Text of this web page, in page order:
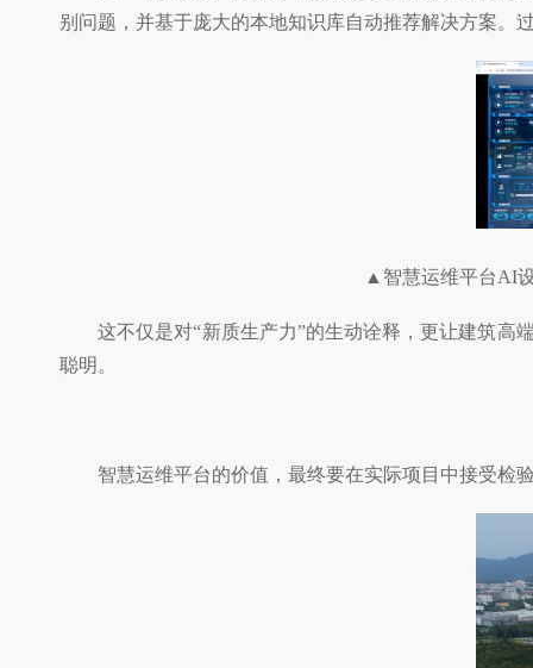
别问题，并基于庞大的本地知识库自动推荐解决方案。
▲智慧运维平台AI
这不仅是对“新质生产力”的生动诠释，更让建筑高端
聪明。
智慧运维平台的价值，最终要在实际项目中接受检